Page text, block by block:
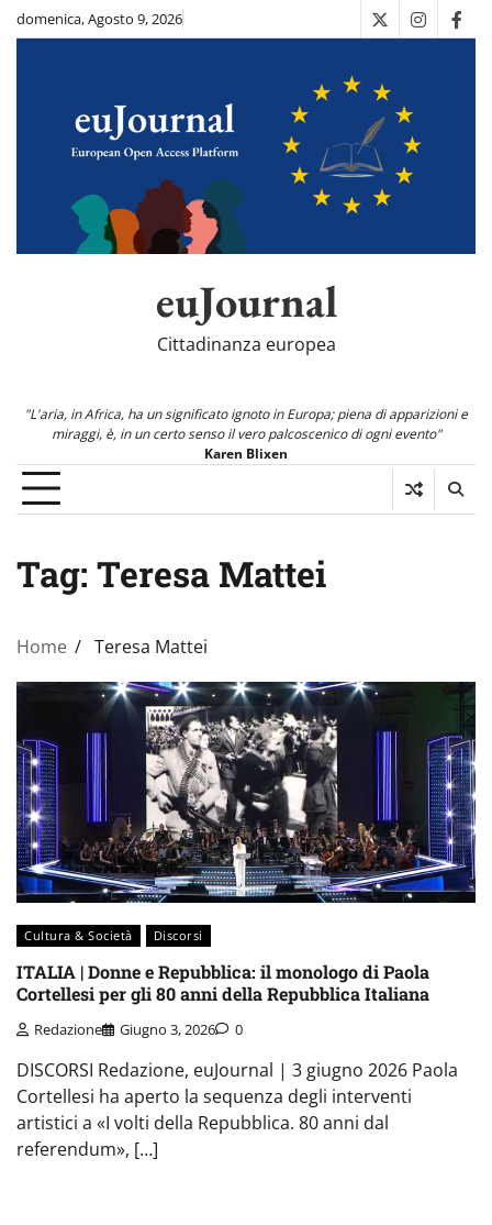
Skipdomenica, Agosto 9, 2026 X
euJournal
Cittadinanza europea
"L'aria, in Africa, ha un significato ignoto in Europa; piena di apparizioni e
miraggi, è, in un certo senso il vero palcoscenico di ogni evento"
Karen Blixen
Tag: Teresa Mattei
Home Teresa Mattei
Cultura & Società Discorsi
ITALIA | Donne e Repubblica: il monologo di Paola
Cortellesi per gli 80 anni della Repubblica Italiana
Redazione Giugno 3, 2026 0
DISCORSI Redazione, euJournal | 3 giugno 2026 Paola
Cortellesi ha aperto la sequenza degli interventi
artistici a «I volti della Repubblica. 80 anni dal
referendum», […]